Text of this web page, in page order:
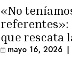
«No
referentes»:
que rescata
trans
mayo 16, 2026 |